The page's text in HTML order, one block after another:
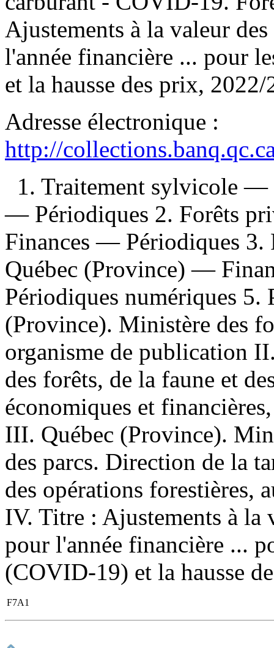
Ajustements à la valeur
l'année financière ... pour
et la hausse des prix,
Adresse électronique :
http://
1. Traitement sylvicole —
— Périodiques 2. Forêts
Finances — Périodiques
Québec (Province) —
Périodiques numériques
(Province). Ministère des
organisme de publication
des forêts, de la faune et
économiques et
III. Québec (Province).
des parcs. Direction de la
des opérations forestières,
IV. Titre : Ajustements à la
pour l'année financière ...
(COVID-19) et la hausse
F7A1